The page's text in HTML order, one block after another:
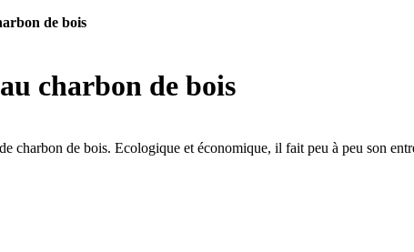
de bois
charbon de bois
charbon de bois. Ecologique et économique, il fait peu à peu son